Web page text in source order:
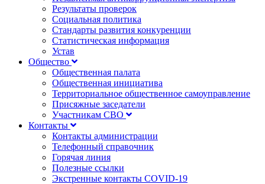
Результаты проверок
Социальная политика
Стандарты развития конкуренции
Статистическая информация
Устав
Общество
Общественная палата
Общественная инициатива
Территориальное общественное самоуправление
Присяжные заседатели
Участникам СВО
Контакты
Контакты администрации
Телефонный справочник
Горячая линия
Полезные ссылки
Экстренные контакты COVID-19